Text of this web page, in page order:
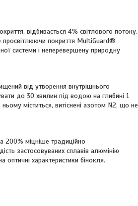
відбивається 4% світлового потоку.
просвітлюючи покриття MultiGuard®
системи і неперевершену природну
від утворення внутрішнього
до 30 хвилин під водою на глибині 1
міститься, витіснені азотом N2, що не
200% міцніше традиційно
застосовуваних сплавів алюмінію
характеристики бінокля.